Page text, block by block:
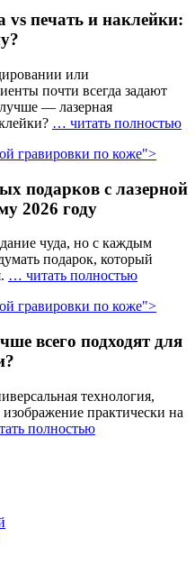
vs печать и наклейки:
или
почти всегда задают
— лазерная
… читать полностью
гравировки по коже">
подарков с лазерной
2026 году
чуда, но с каждым
подарок, который
… читать полностью
гравировки по коже">
всего подходят для
технология,
изображение практически на
полностью